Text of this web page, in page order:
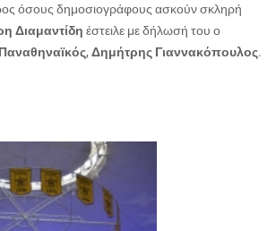
όσους δημοσιογράφους ασκούν σκληρή
Διαμαντίδη έστειλε με δήλωσή του ο
, Δημήτρης Γιαννακόπουλος.